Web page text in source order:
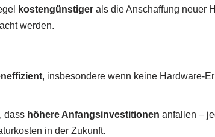
kostengünstiger als die Anschaffung neuer
werden.
, insbesondere wenn keine Hardware-
dass höhere Anfangsinvestitionen anfallen –
in der Zukunft.